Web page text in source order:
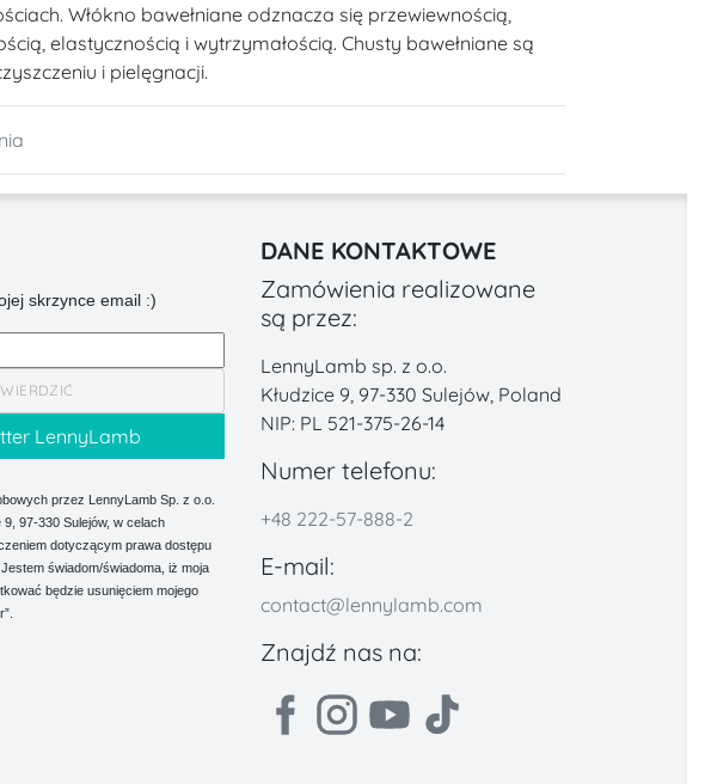
Włókno bawełniane odznacza się przewiewnością,
elastycznością i wytrzymałością. Chusty bawełniane są
i pielęgnacji.
skrzynce email :)
przez LennyLamb Sp. z o.o.
9, 97-330 Sulejów, w celach
dotyczącym prawa dostępu
świadom/świadoma, iż moja
będzie usunięciem mojego
DANE KONTAKTOWE
Zamówienia realizowane
są przez:
LennyLamb sp. z o.o.
Kłudzice 9, 97-330 Sulejów, Poland
NIP: PL 521-375-26-14
Numer telefonu:
+48 222-57-888-2
E-mail:
contact@lennylamb.com
Znajdź nas na: